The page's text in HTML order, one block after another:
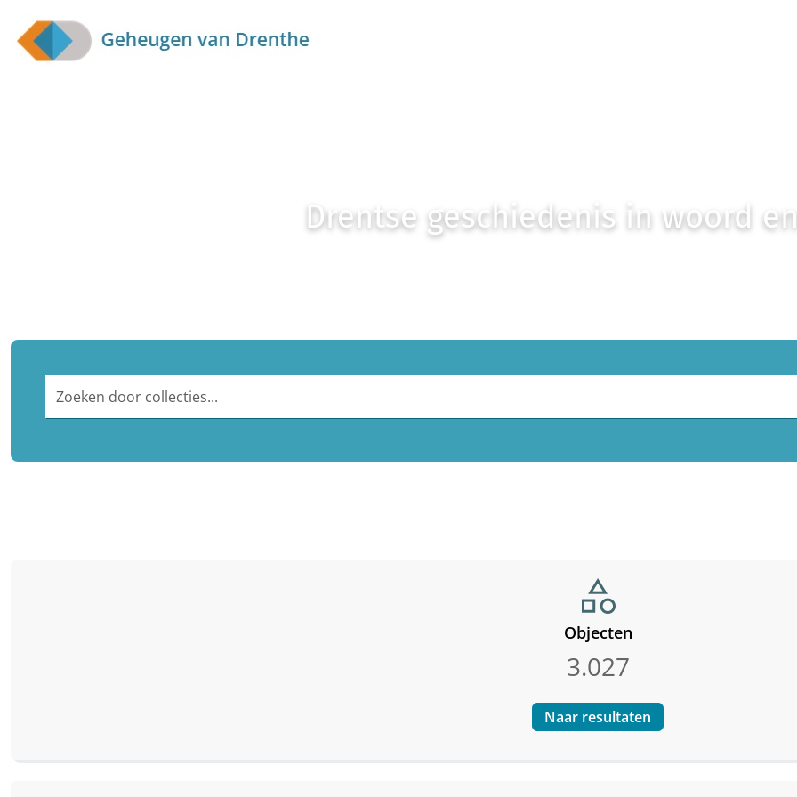
Skip to main content
Drentse geschiedenis in woord
category
Objecten
3.027
Naar resultaten